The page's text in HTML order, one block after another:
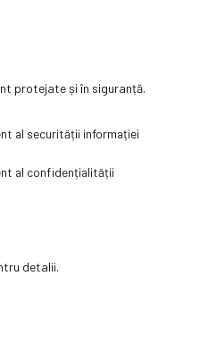
protejate și în siguranță.
al securității informației
al confidențialității
detalii.